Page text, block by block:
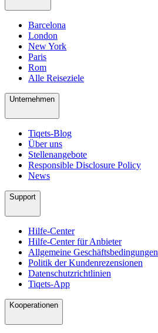
Barcelona
London
New York
Paris
Rom
Alle Reiseziele
Unternehmen
Tiqets-Blog
Über uns
Stellenangebote
Responsible Disclosure Policy
News
Support
Hilfe-Center
Hilfe-Center für Anbieter
Allgemeine Geschäftsbedingungen
Politik der Kundenrezensionen
Datenschutzrichtlinien
Tiqets-App
Kooperationen